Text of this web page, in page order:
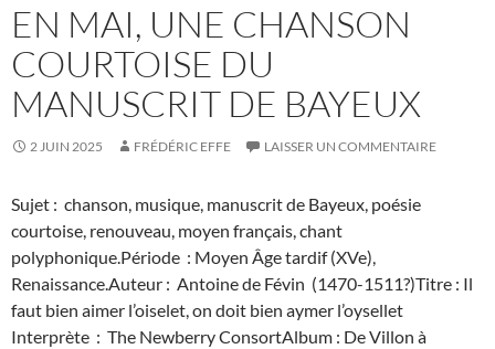
EN MAI, UNE CHANSON
COURTOISE DU
MANUSCRIT DE BAYEUX
2 JUIN 2025 FRÉDÉRIC EFFE LAISSER UN COMMENTAIRE
Sujet : chanson, musique, manuscrit de Bayeux, poésie
courtoise, renouveau, moyen français, chant
polyphonique.Période : Moyen Âge tardif (XVe),
Renaissance.Auteur : Antoine de Févin (1470-1511?)Titre : Il
faut bien aimer l’oiselet, on doit bien aymer l’oysellet
Interprète : The Newberry ConsortAlbum : De Villon à